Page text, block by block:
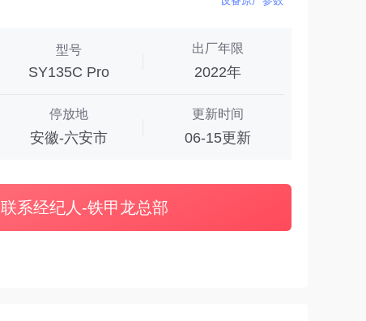
型号
SY135C Pro
出厂年限
2022年
停放地
安徽-六安市
更新时间
06-15更新
联系经纪人-铁甲龙总部